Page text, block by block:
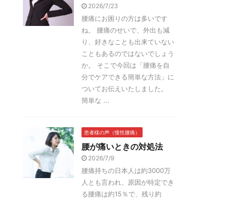
2026/7/23
腰痛にお困りの方は多いです
ね。 腰痛のせいで、外出も減
り、好きなことも出来ていない
こともあるのではないでしょう
か。 そこで今回は「腰痛を自
分でケアできる簡単な方法」に
ついてお伝えいたしました。
簡単な ...
患者様の声（慢性腰痛）
腰が痛いときの対処法
2026/7/9
腰痛持ちの日本人は約3000万
人とも言われ、原因が特定でき
る腰痛は約15％で、残り約